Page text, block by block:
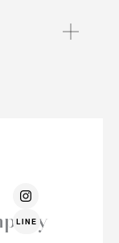
I
n
s
t
LINE